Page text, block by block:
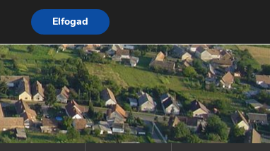
Elfogad